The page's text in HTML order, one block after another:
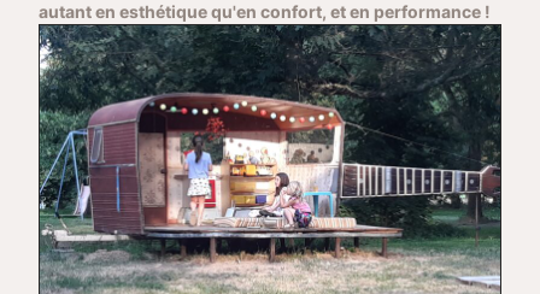
autant en esthétiquequ'enconfort, et en performance !